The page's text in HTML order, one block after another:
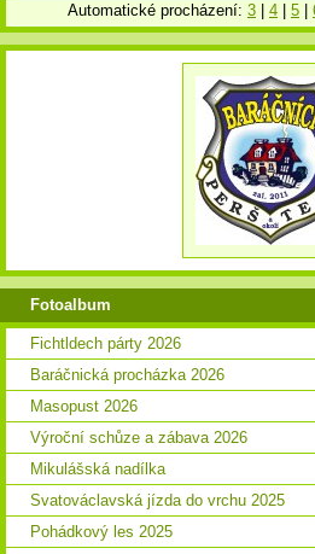
Automatické procházení: 3 4 5
Fotoalbum
Fichtldech párty 2026
Baráčnická procházka 2026
Masopust 2026
Výroční schůze a zábava 2026
Mikulášská nadílka
Svatováclavská jízda do vrchu 2025
Pohádkový les 2025